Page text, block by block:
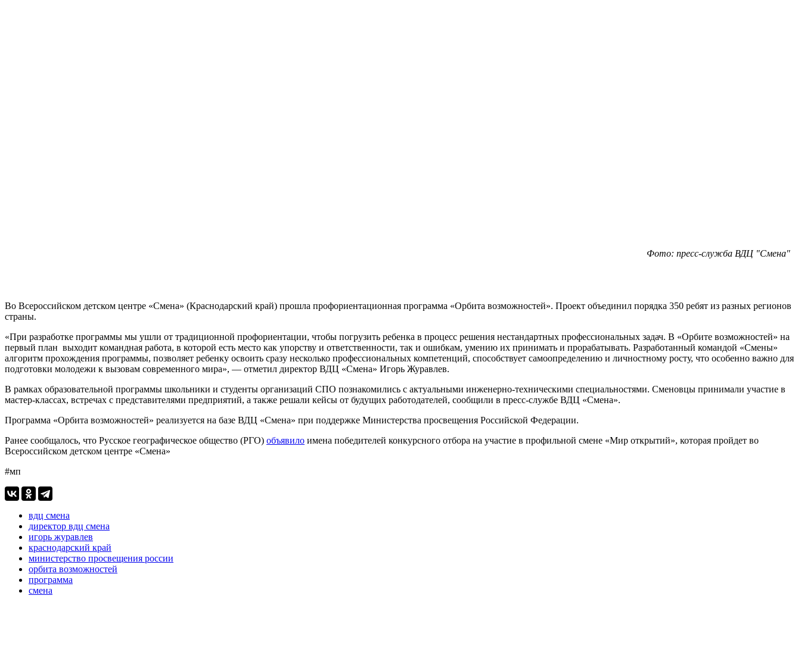
Фото: пресс-служба ВДЦ "Смена"
Во Всероссийском детском центре «Смена» (Краснодарский край) прошла профориентационная программа «Орбита возможностей». Проект объединил порядка 350 ребят из разных регионов
страны.
«При разработке программы мы ушли от традиционной профориентации, чтобы погрузить ребенка в процесс решения нестандартных профессиональных задач. В «Орбите возможностей» на
первый план выходит командная работа, в которой есть место как упорству и ответственности, так и ошибкам, умению их принимать и прорабатывать. Разработанный командой «Смены»
алгоритм прохождения программы, позволяет ребенку освоить сразу несколько профессиональных компетенций, способствует самоопределению и личностному росту, что особенно важно для
подготовки молодежи к вызовам современного мира», — отметил директор ВДЦ «Смена» Игорь Журавлев.
В рамках образовательной программы школьники и студенты организаций СПО познакомились с актуальными инженерно-техническими специальностями. Сменовцы принимали участие в
мастер-классах, встречах с представителями предприятий, а также решали кейсы от будущих работодателей, сообщили в пресс-службе ВДЦ «Смена».
Программа «Орбита возможностей» реализуется на базе ВДЦ «Смена» при поддержке Министерства просвещения Российской Федерации.
Ранее сообщалось, что Русское географическое общество (РГО) объявило имена победителей конкурсного отбора на участие в профильной смене «Мир открытий», которая пройдет во
Всероссийском детском центре «Смена»
#мп
вдц смена
директор вдц смена
игорь журавлев
краснодарский край
министерство просвещения россии
орбита возможностей
программа
смена